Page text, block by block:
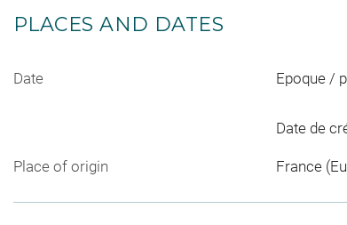
PLACES AND DATES
Date Epoque /
Date de
Place of origin France